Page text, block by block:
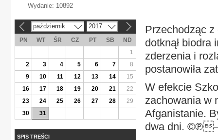
Przechodząc z
dotknął biodra
zderzenia i
postanowiła
W efekcie
zachowania w
Afganistanie.
dwa dni.
Wydanie: 10892
październik 2017
PN WT ŚR CZ PT SB
ND
1
2
3 4 5 6 7
8
9
10 11 12 13 14
15
16
17 18 19 20 21
22
23
24 25 26 27 28
29
30
31
SPIS TREŚCI